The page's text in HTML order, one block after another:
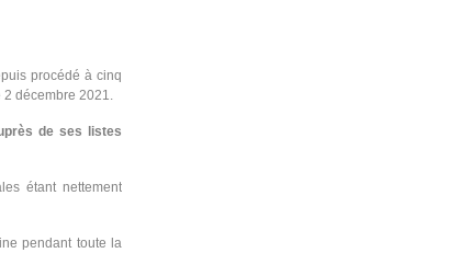
procédé à cinq
2 décembre 2021.
de ses listes
étant nettement
pendant toute la